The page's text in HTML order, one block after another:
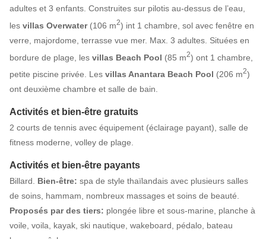
adultes et 3 enfants. Construites sur pilotis au-dessus de l’eau,
les villas Overwater(106 m2) int 1 chambre, sol avec fenêtre en
verre, majordome, terrasse vue mer. Max. 3 adultes. Situées en
bordure de plage, les villas Beach Pool (85 m2) ont 1 chambre,
petite piscine privée.
Les villas Anantara Beach Pool (206 m2)
ont deuxième chambre et salle de bain.
Activités et bien-être gratuits
2 courts de tennis avec équipement (éclairage payant), salle de
fitness moderne, volley de plage.
Activités et bien-être payants
Billard. Bien-être: spa de style thaïlandais avec plusieurs salles
de soins, hammam, nombreux massages et soins de beauté.
Proposés par des tiers: plongée libre et sous-marine, planche à
voile, voila, kayak, ski nautique, wakeboard, pédalo, bateau